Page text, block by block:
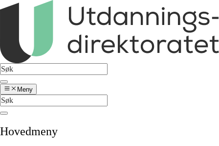
Meny
Hovedmeny